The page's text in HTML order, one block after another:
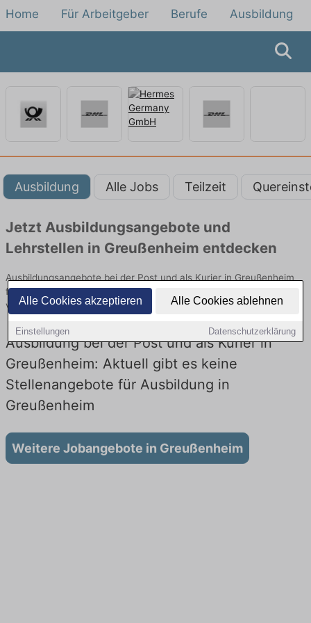
Alle Cookies akzeptieren Alle Cookies ablehnen
Einstellungen Datenschutzerklärung
Home Für Arbeitgeber Berufe Ausbildung
Ausbildung Alle Jobs Teilzeit
Jetzt Ausbildungsangebote und
Lehrstellen in Greußenheim entdecken
Ausbildungsangebote bei der Post und als Kurier in Greußenheim
finden Sie von namhaften Firmen. Entdecken Sie freie Optionen
von Top-Arbeitgebern und bewerben Sie sich noch heute.
Ausbildung bei der Post und als Kurier in
Greußenheim: Aktuell gibt es keine
Stellenangebote für Ausbildung in
Greußenheim
Weitere Jobangebote in Greußenheim